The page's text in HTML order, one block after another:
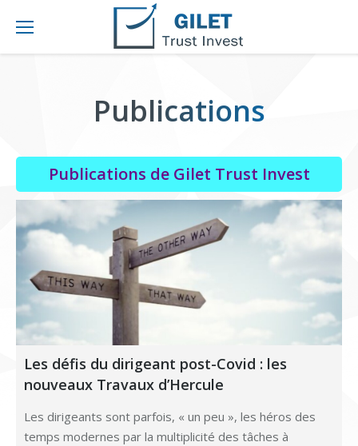
Publications
Publications de Gilet Trust Invest
Les défis du dirigeant post-Covid : les
nouveaux Travaux d’Hercule
Les dirigeants sont parfois, « un peu », les héros des
temps modernes par la multiplicité des tâches à